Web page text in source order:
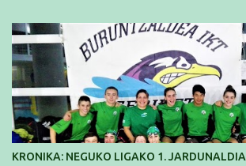
KRONIKA: NEGUKO LIGAKO 1. JARDUNALDIA